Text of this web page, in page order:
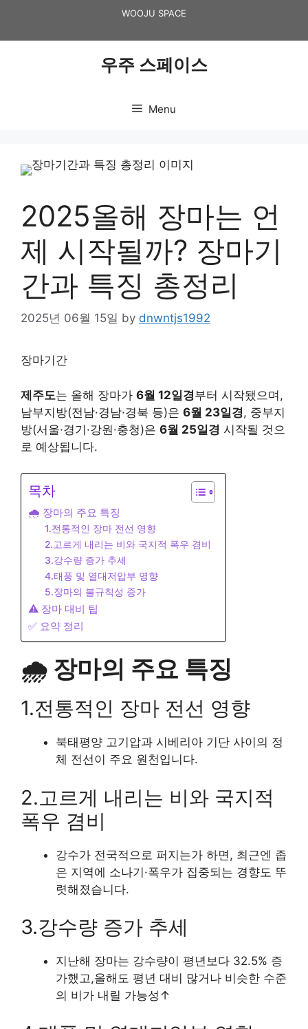
content
WOOJU SPACE
우주 스페이스
Menu
2025올해 장마는 언
제 시작될까? 장마기
간과 특징 총정리
2025년 06월 15일 by dnwntjs1992
장마기간
제주도는 올해 장마가 6월 12일경부터 시작됐으며,
남부지방(전남·경남·경북 등)은 6월 23일경, 중부지
방(서울·경기·강원·충청)은 6월 25일경 시작될 것으
로 예상됩니다.
목차
🌧️ 장마의 주요 특징
1.전통적인 장마 전선 영향
2.고르게 내리는 비와 국지적 폭우 겸비
3.강수량 증가 추세
4.태풍 및 열대저압부 영향
5.장마의 불규칙성 증가
⚠️ 장마 대비 팁
✅ 요약 정리
🌧️ 장마의 주요 특징
1.전통적인 장마 전선 영향
북태평양 고기압과 시베리아 기단 사이의 정
체 전선이 주요 원천입니다.
2.고르게 내리는 비와 국지적
폭우 겸비
강수가 전국적으로 퍼지는가 하면, 최근엔 좁
은 지역에 소나기·폭우가 집중되는 경향도 뚜
렷해졌습니다.
3.강수량 증가 추세
지난해 장마는 강수량이 평년보다 32.5% 증
가했고,올해도 평년 대비 많거나 비슷한 수준
의 비가 내릴 가능성↑